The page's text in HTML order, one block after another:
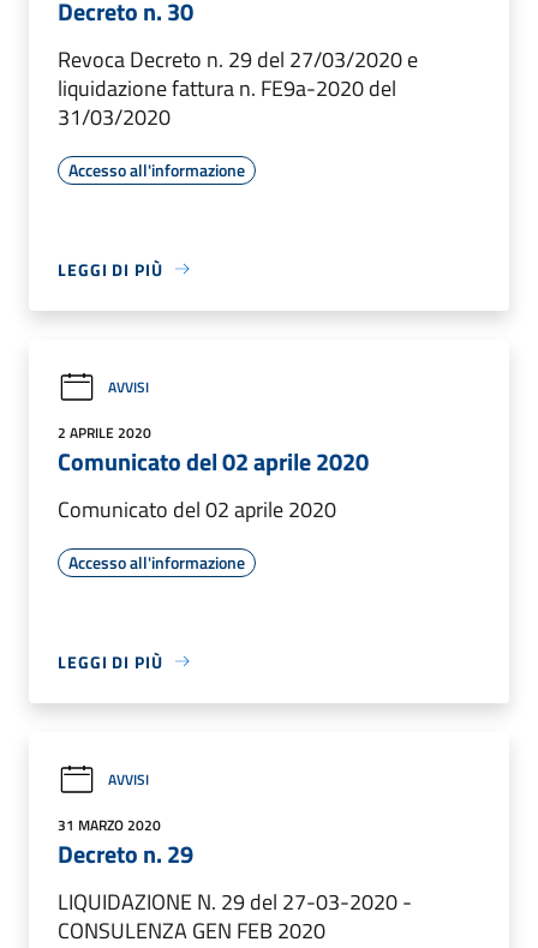
Decreto n. 30
Revoca Decreto n. 29 del 27/03/2020 e
liquidazione fattura n. FE9a-2020 del
31/03/2020
Accesso all'informazione
LEGGI DI PIÙ
AVVISI
2 APRILE 2020
Comunicato del 02 aprile 2020
Comunicato del 02 aprile 2020
Accesso all'informazione
LEGGI DI PIÙ
AVVISI
31 MARZO 2020
Decreto n. 29
LIQUIDAZIONE N. 29 del 27-03-2020 -
CONSULENZA GEN FEB 2020